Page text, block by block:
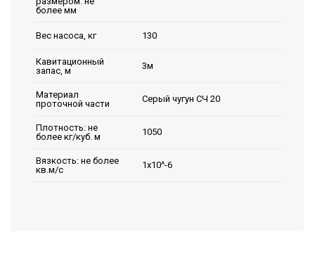
более мм
Вес насоса, кг 130
Кавитационный
запас, м
3м
Материал
проточной части
Серый чугун СЧ 20
Плотность: не
более кг/куб. м
1050
Вязкость: не более
кв.м/с
1х10^-6